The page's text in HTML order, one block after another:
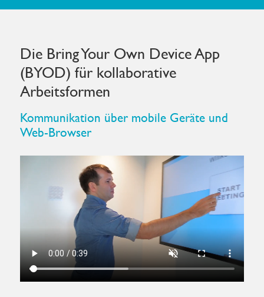
Die Bring Your Own Device App
(BYOD) für kollaborative
Arbeitsformen
Kommunikation über mobile Geräte und
Web-Browser